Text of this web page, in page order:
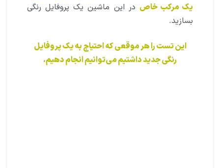
یک مرکب خاص در این ماشین یک پروفایل رنگی
بسازید.
این تست را هر موقعی که احتیاج به یک پروفایل
رنگی جدید داشتیم می‌توانیم انجام دهیم.